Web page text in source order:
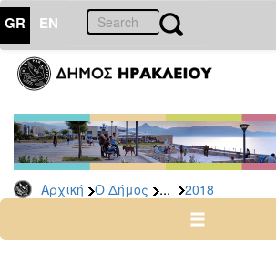
GR EN
Αρχική Ο Δήμος ... 2018
ΔΗΜΟΣ
Δελτία
Τύπου
Αρχείο
2026
2024